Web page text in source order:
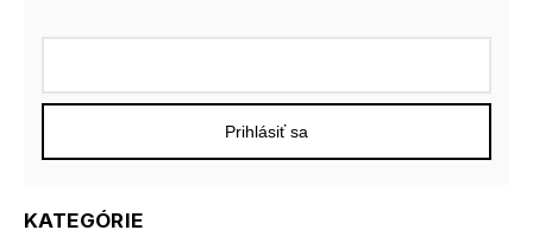
KATEGÓRIE
Prihlásiť sa